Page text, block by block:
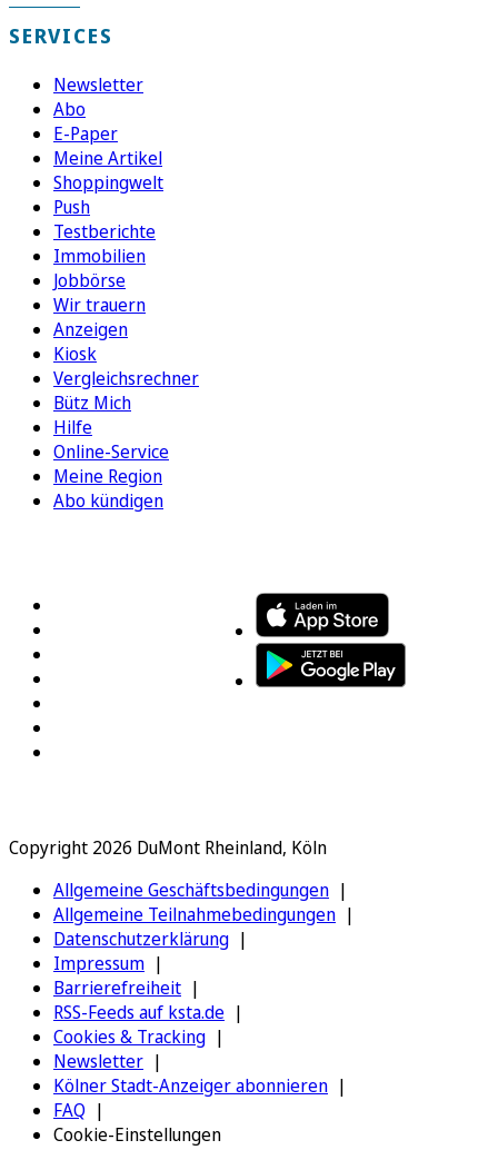
SERVICES
Newsletter
Abo
E-Paper
Meine Artikel
Shoppingwelt
Push
Testberichte
Immobilien
Jobbörse
Wir trauern
Anzeigen
Kiosk
Vergleichsrechner
Bütz Mich
Hilfe
Online-Service
Meine Region
Abo kündigen
Copyright 2026 DuMont Rheinland, Köln
Allgemeine Geschäftsbedingungen
Allgemeine Teilnahmebedingungen
Datenschutzerklärung
Impressum
Barrierefreiheit
RSS-Feeds auf ksta.de
Cookies & Tracking
Newsletter
Kölner Stadt-Anzeiger abonnieren
FAQ
Cookie-Einstellungen